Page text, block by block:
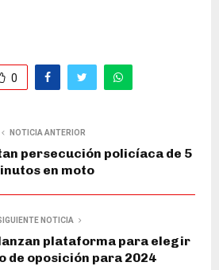
0
NOTICIA ANTERIOR
persecución policíaca de 5
en moto
NOTICIA
plataforma para elegir
de oposición para 2024